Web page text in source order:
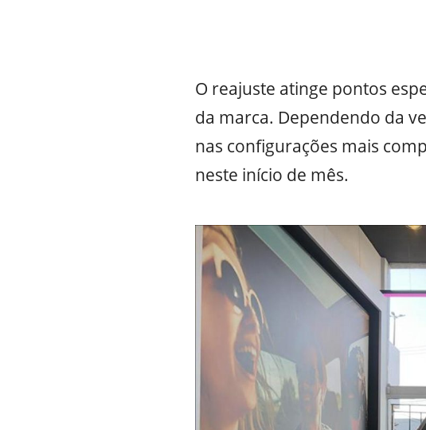
O reajuste atinge pontos
da marca. Dependendo da
nas configurações mais
neste início de mês.